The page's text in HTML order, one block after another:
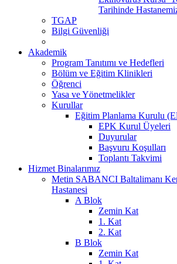
Tarihinde
TGAP
Bilgi Güvenliği
Akademik
Program Tanıtımı ve Hedefleri
Bölüm ve Eğitim Klinikleri
Öğrenci
Yasa ve Yönetmelikler
Kurullar
Eğitim Planlama Kurulu
EPK Kurul Üyeleri
Duyurular
Başvuru Koşulları
Toplantı Takvimi
Hizmet Binalarımız
Metin SABANCI Baltalimanı
Hastanesi
A Blok
Zemin Kat
1. Kat
2. Kat
B Blok
Zemin Kat